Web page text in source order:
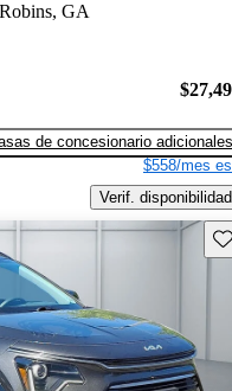
GA
de concesionario adicionales
$558/mes
Verif. disponibilidad